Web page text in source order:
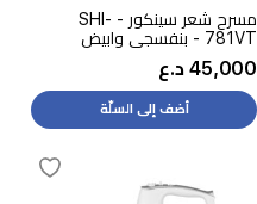
مسرح شعر سينكور - SHI-
781VT - بنفسجي وابيض
45,000 د.ع
أضف إلى السلّة